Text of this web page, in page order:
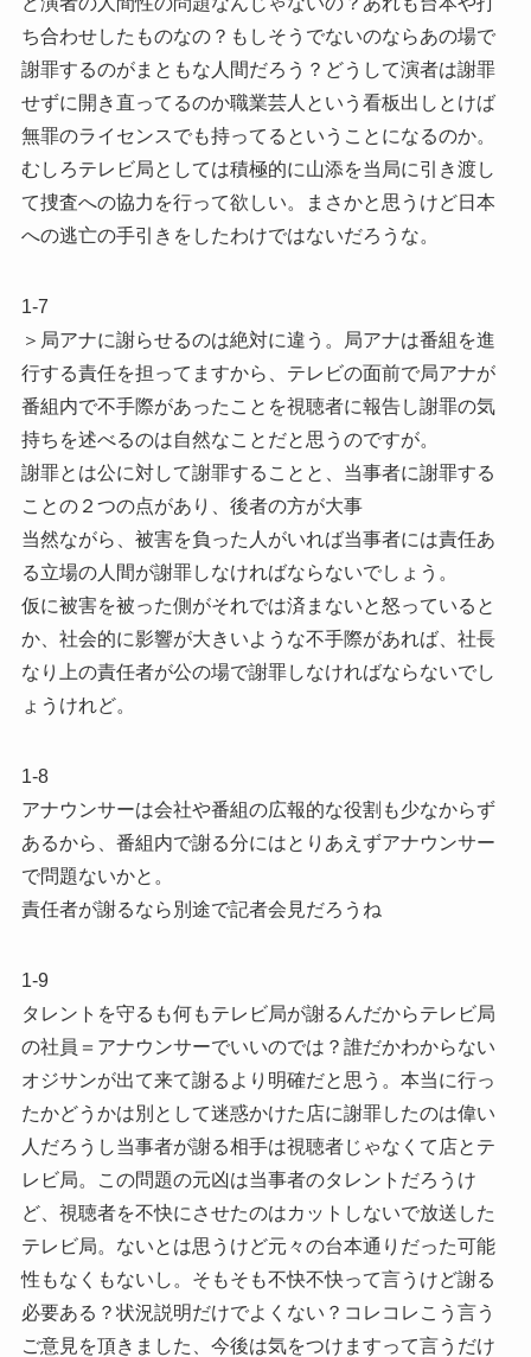
ち合わせしたものなの？もしそうでないのならあの場で
謝罪するのがまともな人間だろう？どうして演者は謝罪
せずに開き直ってるのか職業芸人という看板出しとけば
無罪のライセンスでも持ってるということになるのか。
むしろテレビ局としては積極的に山添を当局に引き渡し
て捜査への協力を行って欲しい。まさかと思うけど日本
への逃亡の手引きをしたわけではないだろうな。
1-7
＞局アナに謝らせるのは絶対に違う。局アナは番組を進
行する責任を担ってますから、テレビの面前で局アナが
番組内で不手際があったことを視聴者に報告し謝罪の気
持ちを述べるのは自然なことだと思うのですが。
謝罪とは公に対して謝罪することと、当事者に謝罪する
ことの２つの点があり、後者の方が大事
当然ながら、被害を負った人がいれば当事者には責任あ
る立場の人間が謝罪しなければならないでしょう。
仮に被害を被った側がそれでは済まないと怒っていると
か、社会的に影響が大きいような不手際があれば、社長
なり上の責任者が公の場で謝罪しなければならないでし
ょうけれど。
1-8
アナウンサーは会社や番組の広報的な役割も少なからず
あるから、番組内で謝る分にはとりあえずアナウンサー
で問題ないかと。
責任者が謝るなら別途で記者会見だろうね
1-9
タレントを守るも何もテレビ局が謝るんだからテレビ局
の社員＝アナウンサーでいいのでは？誰だかわからない
オジサンが出て来て謝るより明確だと思う。本当に行っ
たかどうかは別として迷惑かけた店に謝罪したのは偉い
人だろうし当事者が謝る相手は視聴者じゃなくて店とテ
レビ局。この問題の元凶は当事者のタレントだろうけ
ど、視聴者を不快にさせたのはカットしないで放送した
テレビ局。ないとは思うけど元々の台本通りだった可能
性もなくもないし。そもそも不快不快って言うけど謝る
必要ある？状況説明だけでよくない？コレコレこう言う
ご意見を頂きました、今後は気をつけますって言うだけ